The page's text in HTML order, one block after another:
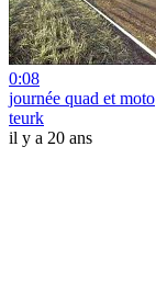
0:08
journée quad et moto
teurk
il y a 20 ans